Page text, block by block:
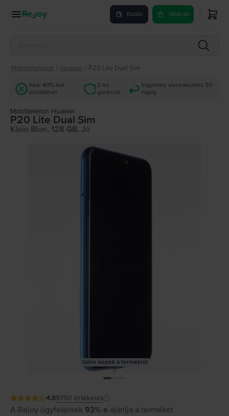
Eladás Vásárlás
Mobiltelefonok Huawei P20 Lite Dual Sim
Akár 40%-kal
olcsóbban
2 év
garancia
Ingyenes visszaküldés 30
napig
Mobiltelefon Huawei
P20 Lite Dual Sim
Klein Blue, 128 GB, Jó
Valós képek a termékről
4.89750 értékelés
A Rejoy ügyfeleinek 93%-a ajánlja a terméket